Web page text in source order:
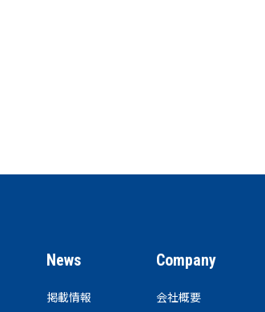
News
掲載情報
Company
会社概要